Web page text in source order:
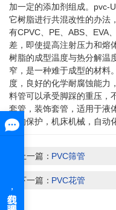
加一定的添加剂组成。pvc-
它树脂进行共混改性的办法
有CPVC、PE、ABS、EVA
差，即使提高注射压力和熔
树脂的成型温度与热分解温
窄，是一种难于成型的材料
度，良好的化学耐腐蚀能力
料管可以承受脚踩的重压，
套管，装饰套管，适用于液
束的保护，机床机械，自动
上一篇： PVC筛管
下一篇： PVC花管